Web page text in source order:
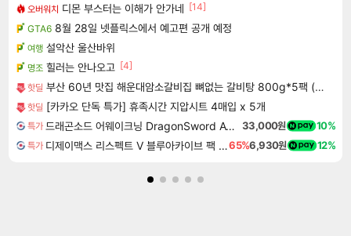
오버워치 디몬 부스터는 이해가 안가네 [14]
GTA6 8월 28일 넷플릭스에서 예고편 공개 예정
여행 설악산 울산바위
명조 힐러는 안나오고 [4]
핫딜 부산 60년 맛집 해운대암소갈비집 뼈없는 갈비탕 800g*5팩 (총 4kg) | 살코기 듬뿍 순살 소 갈비탕 진한 국물
핫딜 [카카오 단독 특가] 휴족시간 지압시트 4매입 x 5개
특가 드래곤소드 어웨이크닝 DragonSword Awakening 33,000원 10%
특가 디제이맥스 리스펙트 V 블루아카이브 팩 DJMAX RESPECT V Blue Archive Pack DLC65%6,930원 12%